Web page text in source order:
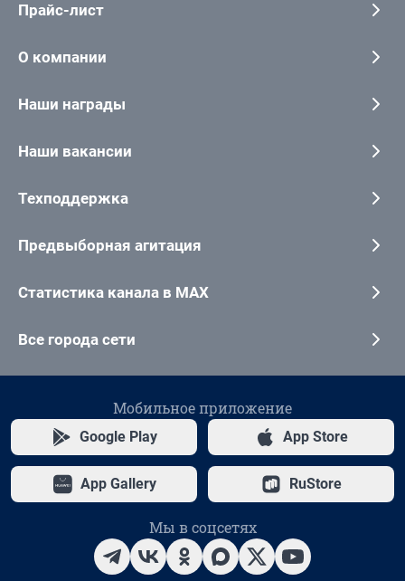
Прайс-лист
О компании
Наши награды
Наши вакансии
Техподдержка
Предвыборная агитация
Статистика канала в MAX
Все города сети
Мобильное приложение
Google Play App Store
App Gallery RuStore
Мы в соцсетях